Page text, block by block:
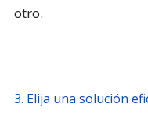
otro.
3. Elija una solución